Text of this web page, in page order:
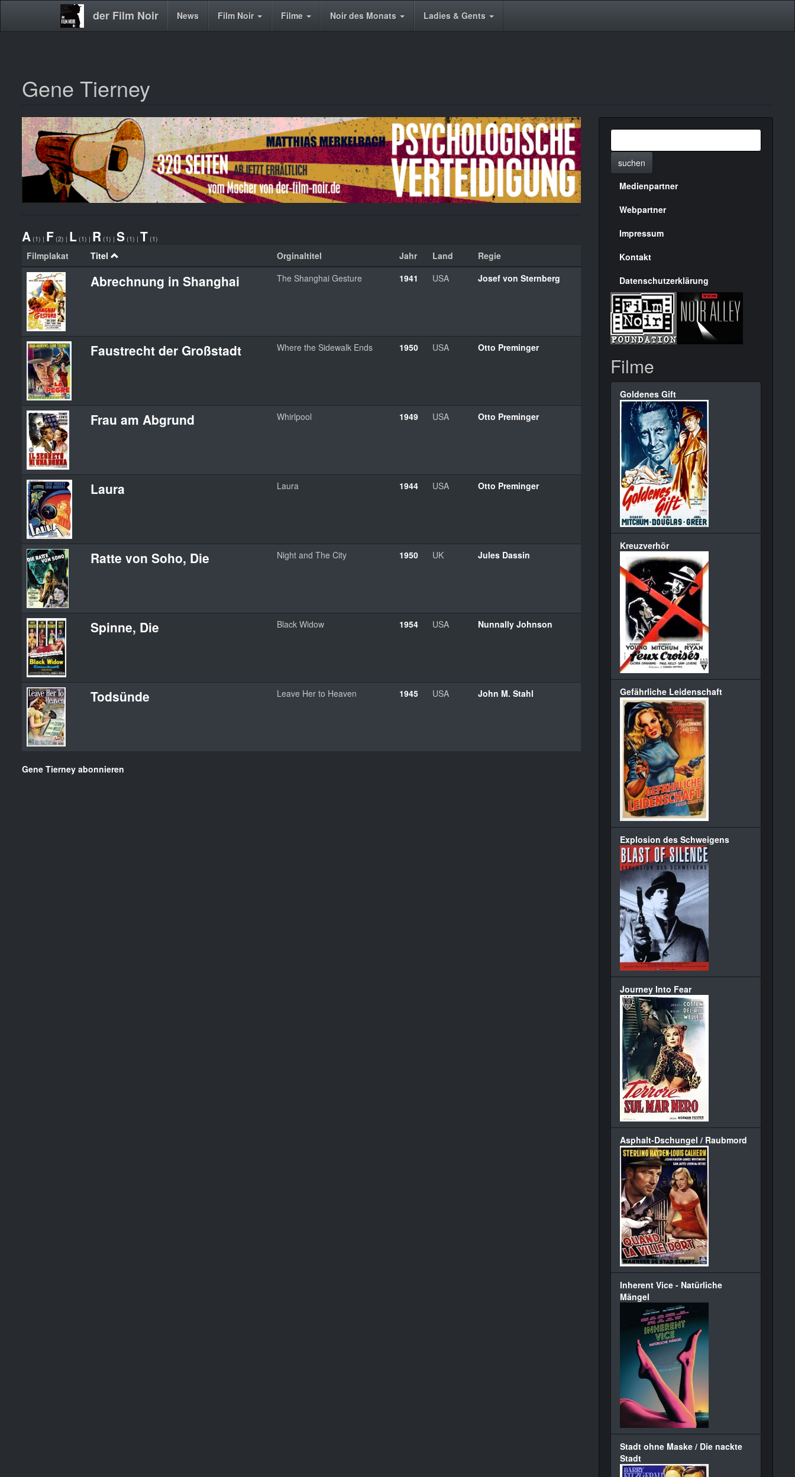
der Film Noir
Main News Film Noir Filme Noir des Monats Ladies & Gents
Gene Tierney
A (1) | F (2) | L (1) | R (1) | S (1) | T (1)
Filmplakat Titel Orginaltitel Jahr Land Regie
Abrechnung in Shanghai The Shanghai Gesture 1941 USA Josef von Sternberg
Faustrecht der Großstadt Where the Sidewalk Ends 1950 USA Otto Preminger
Frau am Abgrund Whirlpool 1949 USA Otto Preminger
Laura Laura 1944 USA Otto Preminger
Ratte von Soho, Die Night and The City 1950 UK Jules Dassin
Spinne, Die Black Widow 1954 USA Nunnally Johnson
Todsünde Leave Her to Heaven 1945 USA John M. Stahl
Gene Tierney abonnieren
suchen
Menülinks
rechte
Seite
Medienpartner
Webpartner
Impressum
Kontakt
Datenschutzerklärung
Filme
Goldenes Gift
Kreuzverhör
Gefährliche Leidenschaft
Explosion des Schweigens
Journey Into Fear
Asphalt-Dschungel / Raubmord
Inherent Vice - Natürliche
Mängel
Stadt ohne Maske / Die nackte
Stadt